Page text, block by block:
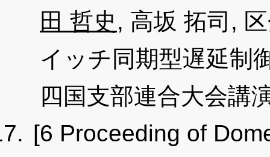
田 哲史 , 高坂 拓司,
イッチ同期型遅延制
四国支部連合大会講
[6 Proceeding of